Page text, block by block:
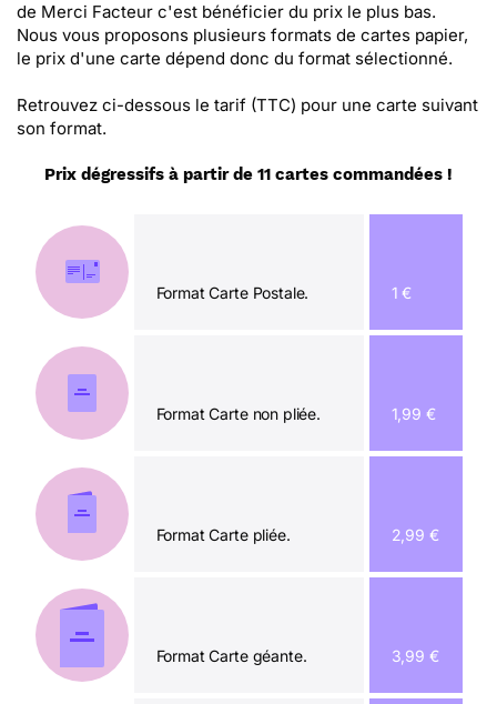
de Merci Facteur c'est bénéficier du prix le plus bas.
Nous vous proposons plusieurs formats de cartes papier,
le prix d'une carte dépend donc du format sélectionné.
Retrouvez ci-dessous le tarif (TTC) pour une carte suivant
son format.
Prix dégressifs à partir de 11 cartes commandées !
Format Carte Postale. 1 €
Format Carte non pliée. 1,99 €
Format Carte pliée. 2,99 €
Format Carte géante. 3,99 €